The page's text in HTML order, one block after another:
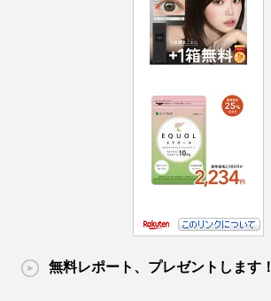
無料レポート、プレゼントします！